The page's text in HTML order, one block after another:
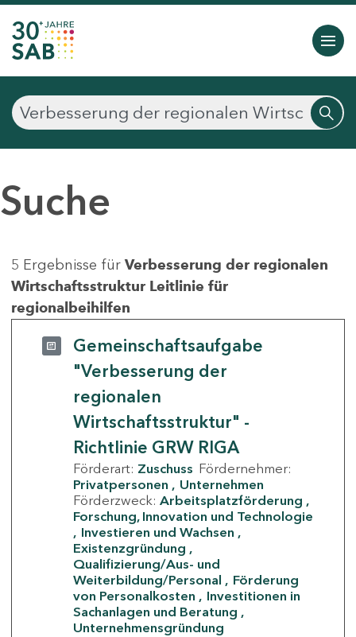
Suche
5 Ergebnisse für Verbesserung der regionalen
Wirtschaftsstruktur Leitlinie für
regionalbeihilfen
Gemeinschaftsaufgabe
"Verbesserung der
regionalen
Wirtschaftsstruktur" -
Richtlinie GRW RIGA
Förderart: Zuschuss Fördernehmer:
Privatpersonen
Unternehmen
Förderzweck: Arbeitsplatzförderung
Forschung, Innovation und Technologie
Investieren und Wachsen
Existenzgründung
Qualifizierung/Aus- und
Weiterbildung/Personal
Förderung
von Personalkosten
Investitionen in
Sachanlagen und Beratung
Unternehmensgründung